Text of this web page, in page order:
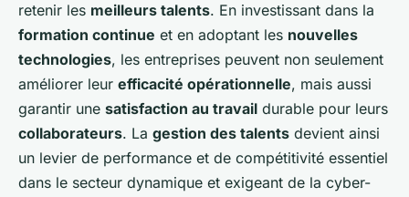
retenir les meilleurs talents. En investissant dans la
formation continue et en adoptant les nouvelles
technologies, les entreprises peuvent non seulement
améliorer leur efficacité opérationnelle, mais aussi
garantir une satisfaction au travail durable pour leurs
collaborateurs. La gestion des talents devient ainsi
un levier de performance et de compétitivité essentiel
dans le secteur dynamique et exigeant de la cyber-